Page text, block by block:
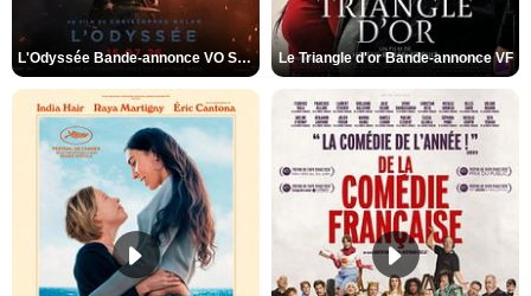
L'Odyssée Bande-annonce VO STFR Le Triangle d'or Bande-annonce VF